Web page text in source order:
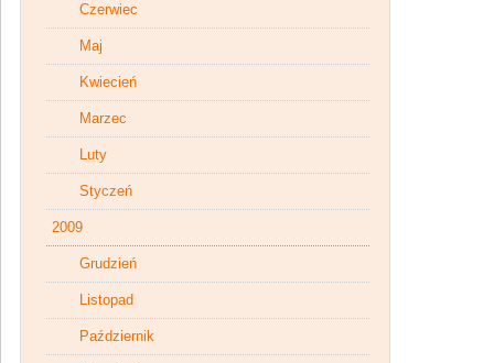
Czerwiec
Maj
Kwiecień
Marzec
Luty
Styczeń
2009
Grudzień
Listopad
Październik